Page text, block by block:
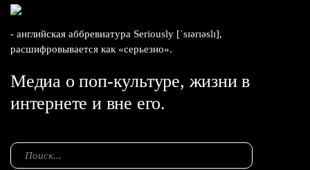
- английская аббревиатура Seriously [ˈsɪərɪəslɪ],
расшифровывается как «серьезно».
Медиа о поп-культуре, жизни в
интернете и вне его.